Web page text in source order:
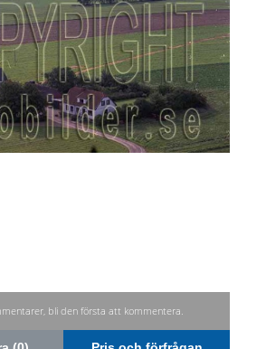
bli den första att kommentera.